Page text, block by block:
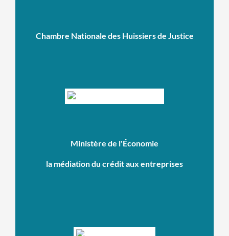
Chambre Nationale des Huissiers de Justice
Ministère de l'Économie
la médiation du crédit aux entreprises